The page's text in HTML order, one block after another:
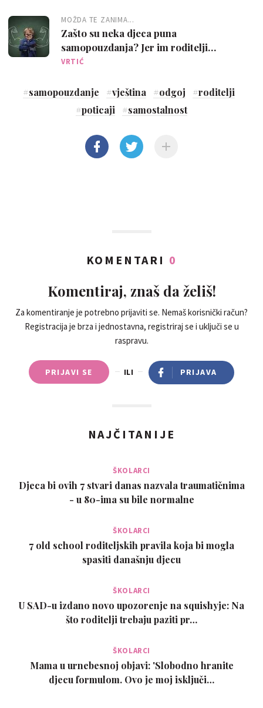
MOŽDA TE ZANIMA...
Zašto su neka djeca puna
samopouzdanja? Jer im roditelji
dopuštaju ovih 5 stvari
VRTIĆ
#samopouzdanje #vještina #odgoj #roditelji
#poticaji #samostalnost
KOMENTARI 0
Komentiraj, znaš da želiš!
Za komentiranje je potrebno prijaviti se. Nemaš korisnički račun?
Registracija je brza i jednostavna, registriraj se i uključi se u
raspravu.
PRIJAVI SE ILI PRIJAVA
NAJČITANIJE
ŠKOLARCI
Djeca bi ovih 7 stvari danas nazvala traumatičnima
- u 80-ima su bile normalne
ŠKOLARCI
7 old school roditeljskih pravila koja bi mogla
spasiti današnju djecu
ŠKOLARCI
U SAD-u izdano novo upozorenje na squishyje: Na
što roditelji trebaju paziti pr…
ŠKOLARCI
Mama u urnebesnoj objavi: 'Slobodno hranite
djecu formulom. Ovo je moj isključi…